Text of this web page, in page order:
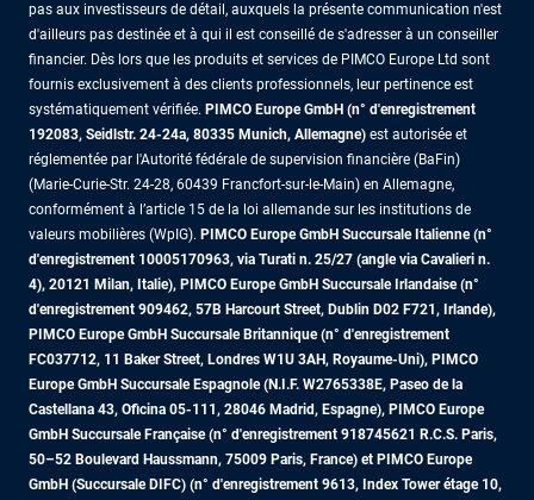
pas aux investisseurs de détail, auxquels la présente communication n'est
d'ailleurs pas destinée et à qui il est conseillé de s'adresser à un conseiller
financier. Dès lors que les produits et services de PIMCO Europe Ltd sont
fournis exclusivement à des clients professionnels, leur pertinence est
systématiquement vérifiée. PIMCO Europe GmbH (n° d'enregistrement
192083, Seidlstr. 24-24a, 80335 Munich, Allemagne) est autorisée et
réglementée par l'Autorité fédérale de supervision financière (BaFin)
(Marie-Curie-Str. 24-28, 60439 Francfort-sur-le-Main) en Allemagne,
conformément à l’article 15 de la loi allemande sur les institutions de
valeurs mobilières (WpIG). PIMCO Europe GmbH Succursale Italienne (n°
d'enregistrement 10005170963, via Turati n. 25/27 (angle via Cavalieri n.
4), 20121 Milan, Italie), PIMCO Europe GmbH Succursale Irlandaise (n°
d'enregistrement 909462, 57B Harcourt Street, Dublin D02 F721, Irlande),
PIMCO Europe GmbH Succursale Britannique (n° d'enregistrement
FC037712, 11 Baker Street, Londres W1U 3AH, Royaume-Uni), PIMCO
Europe GmbH Succursale Espagnole (N.I.F. W2765338E, Paseo de la
Castellana 43, Oficina 05-111, 28046 Madrid, Espagne), PIMCO Europe
GmbH Succursale Française (n° d'enregistrement 918745621 R.C.S. Paris,
50–52 Boulevard Haussmann, 75009 Paris, France) et PIMCO Europe
GmbH (Succursale DIFC) (n° d'enregistrement 9613, Index Tower étage 10,